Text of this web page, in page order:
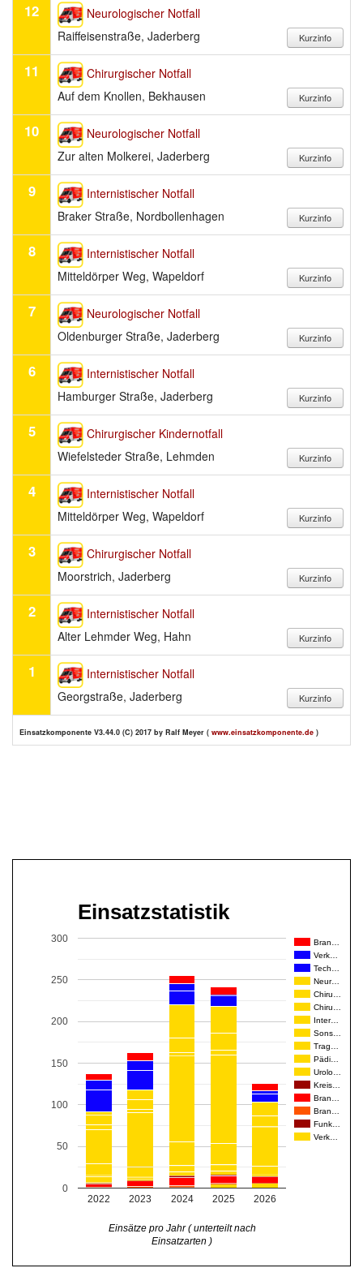
12
Neurologischer Notfall
Raiffeisenstraße, Jaderberg
11
Chirurgischer Notfall
Auf dem Knollen, Bekhausen
10
Neurologischer Notfall
Zur alten Molkerei, Jaderberg
9
Internistischer Notfall
Braker Straße, Nordbollenhagen
8
Internistischer Notfall
Mitteldörper Weg, Wapeldorf
7
Neurologischer Notfall
Oldenburger Straße, Jaderberg
6
Internistischer Notfall
Hamburger Straße, Jaderberg
5
Chirurgischer Kindernotfall
Wiefelsteder Straße, Lehmden
4
Internistischer Notfall
Mitteldörper Weg, Wapeldorf
3
Chirurgischer Notfall
Moorstrich, Jaderberg
2
Internistischer Notfall
Alter Lehmder Weg, Hahn
1
Internistischer Notfall
Georgstraße, Jaderberg
Einsatzkomponente V3.44.0 (C) 2017 by Ralf Meyer ( www.einsatzkomponente.de )
Einsatzstatistik
Bran…
Verk…
Tech…
Neur…
Chiru…
Chiru…
Inter…
Sons…
Trag…
Pädi…
Urolo…
Kreis…
Bran…
Bran…
Funk…
Verk…
2022 2023 2024 2025 2026
0
50
100
150
200
250
300
Einsätze pro Jahr ( unterteilt nach
Einsatzarten )